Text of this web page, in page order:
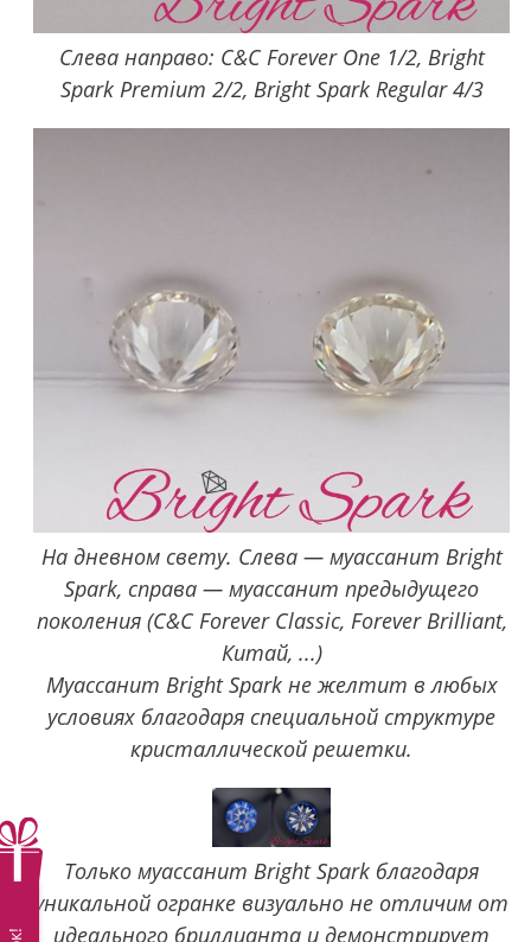
Слева направо: C&C Forever One 1/2, Bright
Spark Premium 2/2, Bright Spark Regular 4/3
На дневном свету. Слева — муассанит Bright
Spark, справа — муассанит предыдущего
поколения (C&C Forever Classic, Forever Brilliant,
Китай, ...)
Муассанит Bright Spark не желтит в любых
условиях благодаря специальной структуре
кристаллической решетки.
Только муассанит Bright Spark благодаря
уникальной огранке визуально не отличим от
идеального бриллианта и демонстрирует